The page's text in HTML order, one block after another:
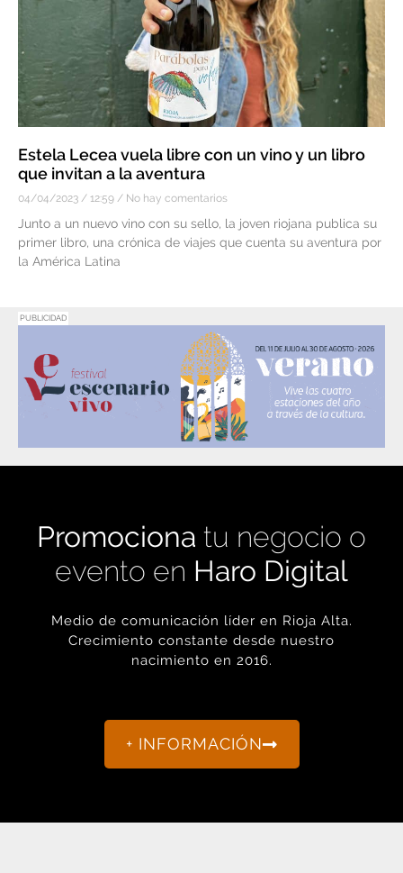
Estela Lecea vuela libre con un vino y un libro
que invitan a la aventura
04/04/2023 12:59 No hay comentarios
Junto a un nuevo vino con su sello, la joven riojana publica su
primer libro, una crónica de viajes que cuenta su aventura por
la América Latina
PUBLICIDAD
Promociona tu negocio o
evento en Haro Digital
Medio de comunicación líder en Rioja Alta.
Crecimiento constante desde nuestro
nacimiento en 2016.
+ INFORMACIÓN